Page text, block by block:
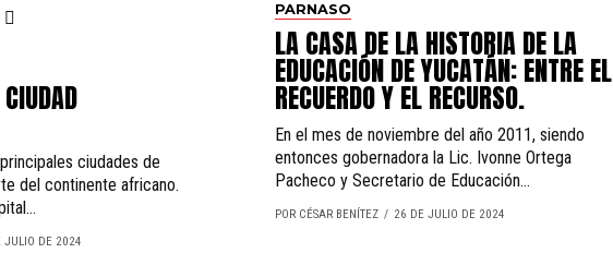
ciudades de
del continente africano.
JULIO DE 2024
PARNASO
LA CASA DE LA HISTORIA DE LA
EDUCACIÓN DE YUCATÁN: ENTRE EL
RECUERDO Y EL RECURSO.
En el mes de noviembre del año 2011, siendo
entonces gobernadora la Lic. Ivonne Ortega
Pacheco y Secretario de Educación...
POR CÉSAR BENÍTEZ 26 DE JULIO DE 2024